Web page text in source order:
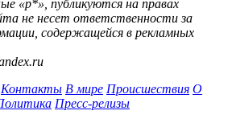
«р*», публикуются на правах
не несет ответственности за
содержащейся в рекламных
Контакты В мире Происшествия О
Пресс-релизы